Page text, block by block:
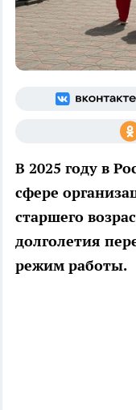
В 2025 году в
сфере
старшего
долголетия
режим работы.